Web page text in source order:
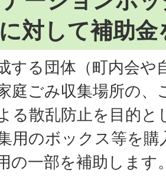
対して補助
する団体（町内会や
庭ごみ収集場所の、
る散乱防止を目的と
用のボックス等を
の一部を補助します